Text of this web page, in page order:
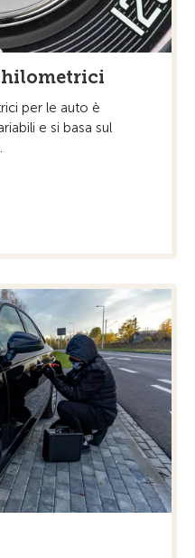
per le auto è
e si basa sul